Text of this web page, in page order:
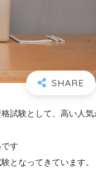
試験として、高い人気
す
となってきています。